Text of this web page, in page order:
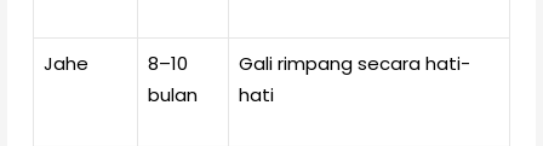
Jahe
8–10
bulan
Gali rimpang secara hati-
hati